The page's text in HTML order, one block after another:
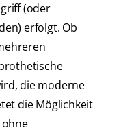
(oder
erfolgt. Ob
die moderne
die Möglichkeit